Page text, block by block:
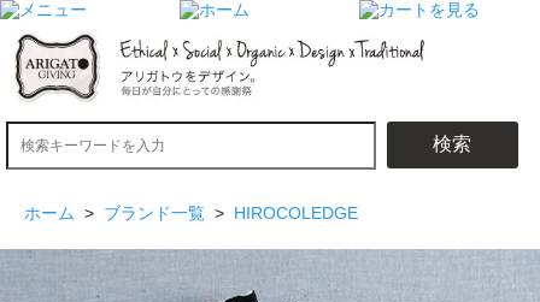
検索
ホーム > ブランド一覧 > HIROCOLEDGE